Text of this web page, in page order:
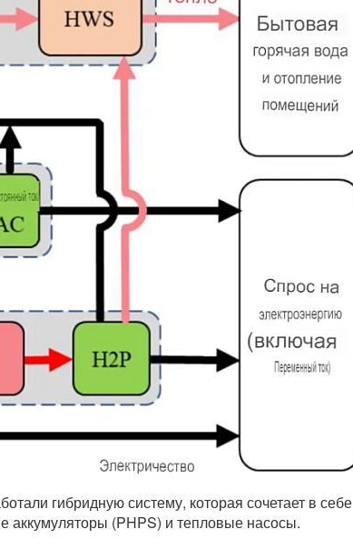
гибридную систему, которая сочетает в себе
аккумуляторы (PHPS) и тепловые насосы.